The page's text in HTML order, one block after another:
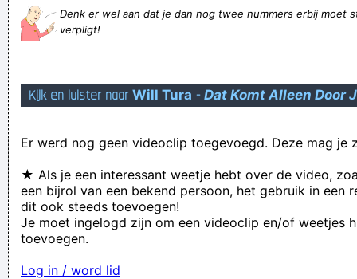
Afgezaagde reclameslagzinnen op maat heruitgevonden.
productiviteit, met de prestaties en beveiliging die je nodig
Goedemorgen vrienden en vrienden die ik niet zo goed ken
Pripoved gradi na humorju, ki se vsakokrat izteče v grotesko
Prof. Drs. Sergov Barinek Bastian Klemonzrud Jormeidt
Allochtre
<GoeBezig> *ons marieeeee-louise veert op- en neer, ze
Denk er wel aan dat je dan nog twee nummers erbij moet
verpligt!
Kijk en luister naar Will Tura - Dat Komt Alleen Door
Er werd nog geen videoclip toegevoegd. Deze mag je
★ Als je een interessant weetje hebt over de video,
een bijrol van een bekend persoon, het gebruik in een
dit ook steeds toevoegen!
Je moet ingelogd zijn om een videoclip en/of weetjes
toevoegen.
Log in / word lid